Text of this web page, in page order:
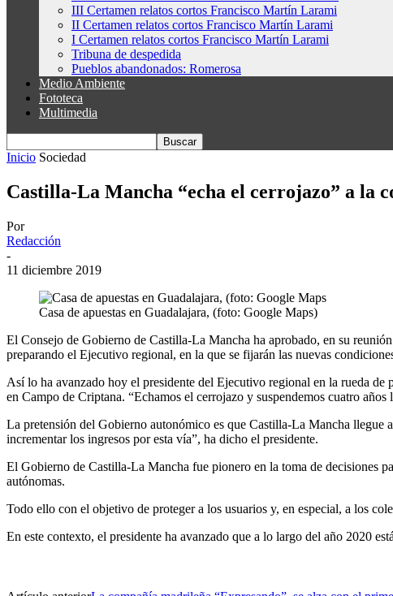
III Certamen relatos cortos Francisco Martín Larami
II Certamen relatos cortos Francisco Martín Larami
I Certamen relatos cortos Francisco Martín Larami
Tribuna de despedida
Pueblos abandonados: Romerosa
Medio Ambiente
Fototeca
Multimedia
Inicio Sociedad
Castilla-La Mancha “echa el cerrojazo” a la
Por
Redacción
-
11 diciembre 2019
Casa de apuestas en Guadalajara, (foto: Google Maps)
El Consejo de Gobierno de Castilla-La Mancha ha aprobado, en su
preparando el Ejecutivo regional, en la que se fijarán las nuevas
Así lo ha avanzado hoy el presidente del Ejecutivo regional en la rueda
en Campo de Criptana. “Echamos el cerrojazo y suspendemos cuatro
La pretensión del Gobierno autonómico es que Castilla-La Mancha llegue
incrementar los ingresos por esta vía”, ha dicho el presidente.
El Gobierno de Castilla-La Mancha fue pionero en la toma de decisiones
autónomas.
Todo ello con el objetivo de proteger a los usuarios y, en especial, a los
En este contexto, el presidente ha avanzado que a lo largo del año 2020